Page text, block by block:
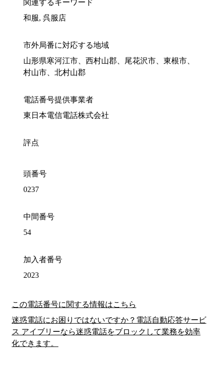
関連するキーワード
和服, 呉服店
市外局番に対応する地域
山形県寒河江市、西村山郡、尾花沢市、東根市、
村山市、北村山郡
電話番号提供事業者
東日本電信電話株式会社
評点
頭番号
0237
中間番号
54
加入者番号
2023
この電話番号に関する情報はこちら
迷惑電話にお困りではないですか？電話自動応答サービ
ス アイブリーなら迷惑電話をブロックして業務を効率
化できます。